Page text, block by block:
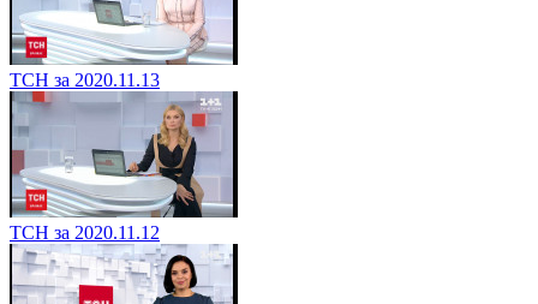
ТСН за 2020.11.13
ТСН за 2020.11.12